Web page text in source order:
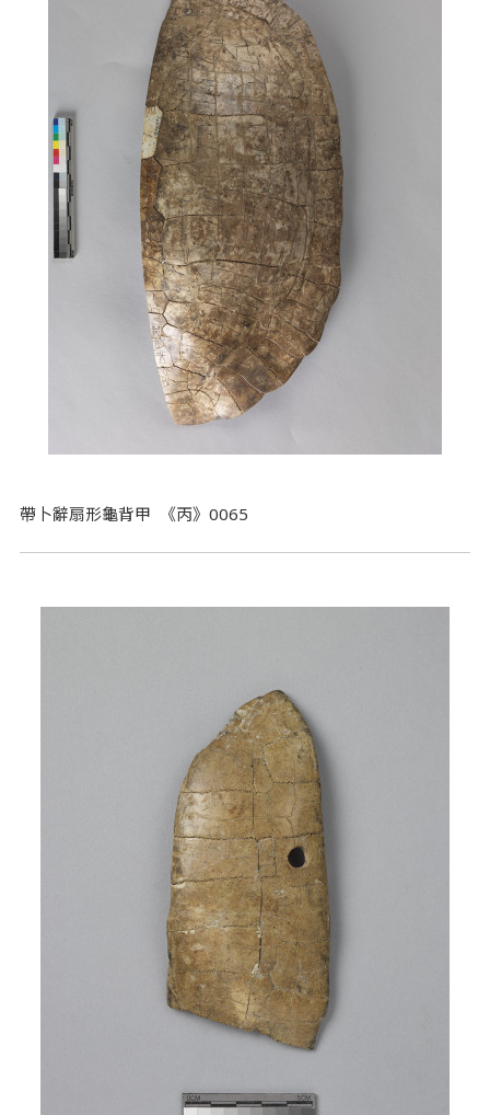
帶卜辭扇形龜背甲 《丙》0065